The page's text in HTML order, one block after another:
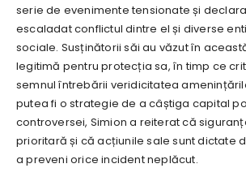
serie de evenimente tensionate și
escaladat conflictul dintre el și diverse
sociale. Susținătorii săi au văzut în
legitimă pentru protecția sa, în timp ce
semnul întrebării veridicitatea
putea fi o strategie de a câștiga capital
controversei, Simion a reiterat că
prioritară și că acțiunile sale sunt dictate
a preveni orice incident neplăcut.